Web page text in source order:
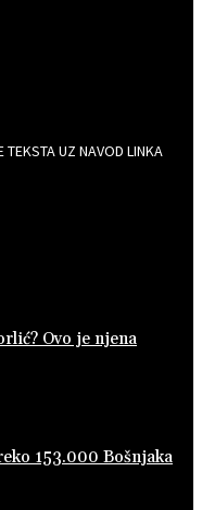
UZ NAVOD LINKA
Ovo je njena
153.000 Bošnjaka